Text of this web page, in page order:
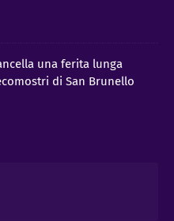
una ferita lunga
di San Brunello